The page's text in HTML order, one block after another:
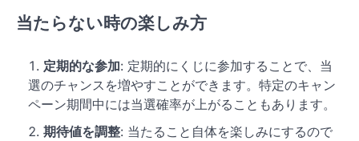
当たらない時の楽しみ方
定期的な参加: 定期的にくじに参加することで、当
選のチャンスを増やすことができます。特定のキャン
ペーン期間中には当選確率が上がることもあります。
期待値を調整: 当たること自体を楽しみにするので